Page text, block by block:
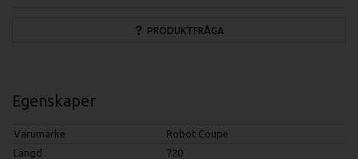
PRODUKTFRÅGA
Egenskaper
Varumärke
Robot Coupe
Längd
720